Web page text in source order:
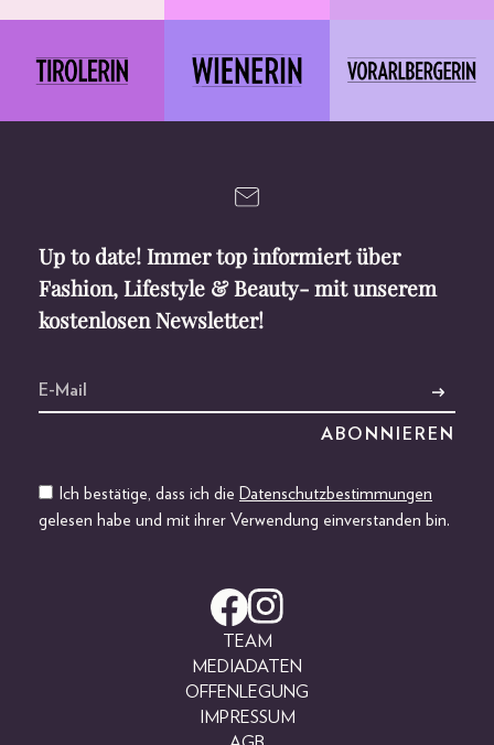
Up to date! Immer top informiert über
Fashion, Lifestyle & Beauty- mit unserem
kostenlosen Newsletter!
Ich bestätige, dass ich die Datenschutzbestimmungen
gelesen habe und mit ihrer Verwendung einverstanden bin.
TEAM
MEDIADATEN
OFFENLEGUNG
IMPRESSUM